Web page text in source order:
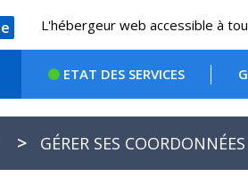
L'hébergeur web accessible à
ETAT DES SERVICES
GÉRER SES COORDONNÉES